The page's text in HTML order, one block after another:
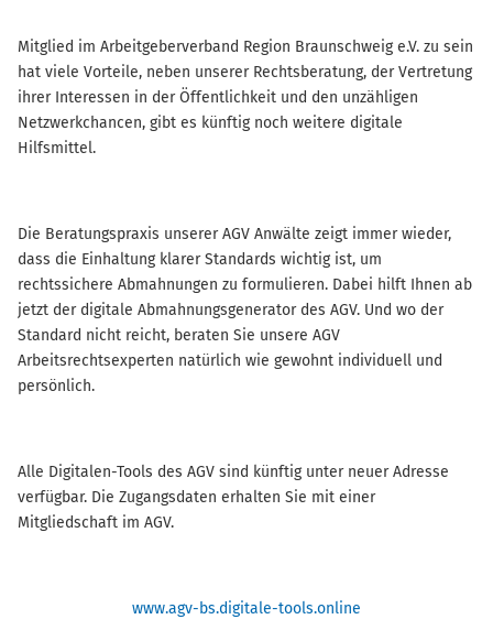
Mitglied im Arbeitgeberverband Region Braunschweig e.V. zu sein
hat viele Vorteile, neben unserer Rechtsberatung, der Vertretung
ihrer Interessen in der Öffentlichkeit und den unzähligen
Netzwerkchancen, gibt es künftig noch weitere digitale
Hilfsmittel.
Die Beratungspraxis unserer AGV Anwälte zeigt immer wieder,
dass die Einhaltung klarer Standards wichtig ist, um
rechtssichere Abmahnungen zu formulieren. Dabei hilft Ihnen ab
jetzt der digitale Abmahnungsgenerator des AGV. Und wo der
Standard nicht reicht, beraten Sie unsere AGV
Arbeitsrechtsexperten natürlich wie gewohnt individuell und
persönlich.
Alle Digitalen-Tools des AGV sind künftig unter neuer Adresse
verfügbar. Die Zugangsdaten erhalten Sie mit einer
Mitgliedschaft im AGV.
www.agv-bs.digitale-tools.online